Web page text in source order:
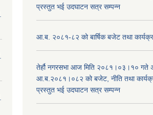
प्रस्तुत भई उदघाटन सत्र सम्पन्न
आ.ब. २०८१-८२ को बार्षिक बजेट तथा
तेर्हौ नगरसभा आज मिति २०८१।०३।१० गते
आ.ब.२०८१।०८२ को बजेट, नीति तथा
प्रस्तुत भई उदघाटन सत्र सम्पन्न